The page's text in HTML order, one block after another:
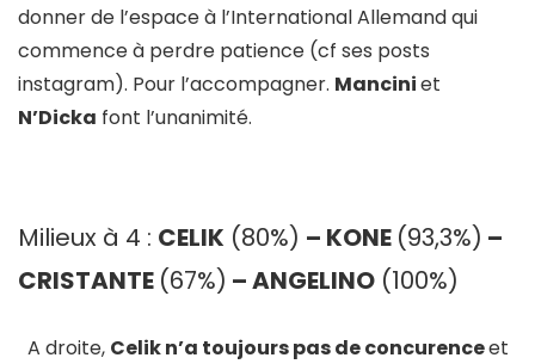
donner de l’espace à l’International Allemand qui
commence à perdre patience (cf ses posts
instagram). Pour l’accompagner. Manciniet
N’Dicka font l’unanimité.
Milieux à 4 : CELIK (80%) – KONE (93,3%) –
CRISTANTE (67%) – ANGELINO (100%)
A droite, Celik n’a toujours pas de concurenceet